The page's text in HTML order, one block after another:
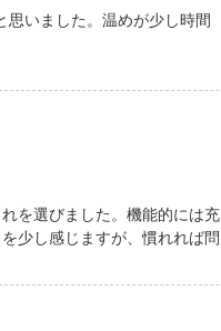
思いました。温めが少し時間
を選びました。機能的には充
少し感じますが、慣れれば問